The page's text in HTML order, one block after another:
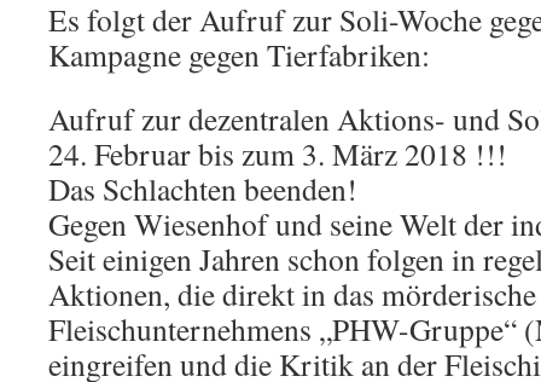
Es folgt der Aufruf zur Soli-Woche
Kampagne gegen Tierfabriken:
Aufruf zur dezentralen Aktions- und
24. Februar bis zum 3. März 2018 !!!
Das Schlachten beenden!
Gegen Wiesenhof und seine Welt der
Seit einigen Jahren schon folgen in
Aktionen, die direkt in das mörderische
Fleischunternehmens „PHW-Gruppe“
eingreifen und die Kritik an der